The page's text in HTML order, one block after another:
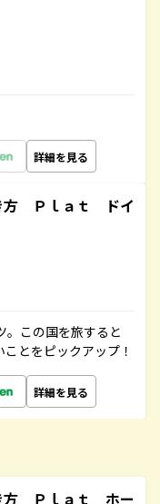
詳細を見る
方 Ｐｌａｔ ドイ
。この国を旅すると
とをピックアップ！
詳細を見る
方 Ｐｌａｔ ホー